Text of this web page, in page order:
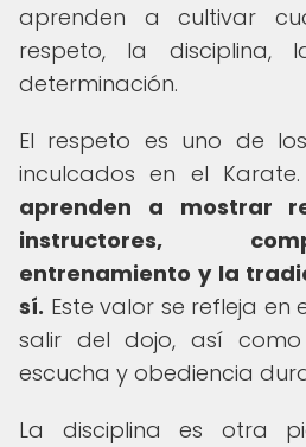
aprenden a cultivar
respeto, la
determinación.
El respeto es uno de
inculcados en el Karate.
aprenden a mostrar
instructores,
entrenamiento y la
sí. Este valor se refleja
salir del dojo, así
escucha y obediencia
La disciplina es otra